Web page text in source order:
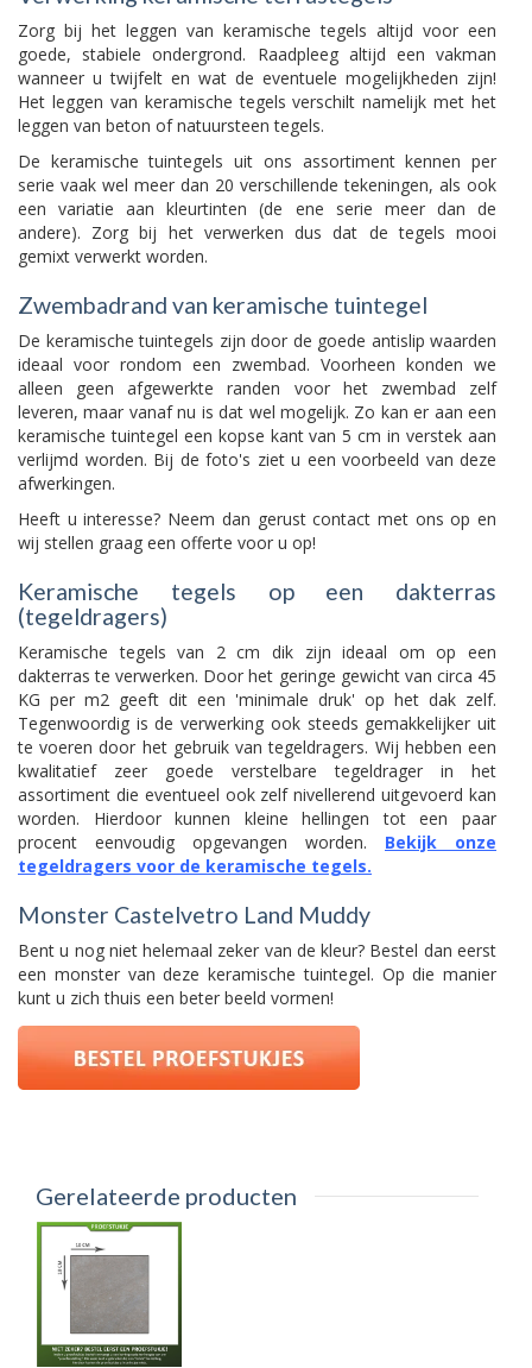
Zorg bij het leggen van keramische tegels altijd voor een
goede, stabiele ondergrond. Raadpleeg altijd een vakman
wanneer u twijfelt en wat de eventuele mogelijkheden zijn!
Het leggen van keramische tegels verschilt namelijk met het
leggen van beton of natuursteen tegels.
De keramische tuintegels uit ons assortiment kennen per
serie vaak wel meer dan 20 verschillende tekeningen, als ook
een variatie aan kleurtinten (de ene serie meer dan de
andere). Zorg bij het verwerken dus dat de tegels mooi
gemixt verwerkt worden.
Zwembadrand van keramische tuintegel
De keramische tuintegels zijn door de goede antislip waarden
ideaal voor rondom een zwembad. Voorheen konden we
alleen geen afgewerkte randen voor het zwembad zelf
leveren, maar vanaf nu is dat wel mogelijk. Zo kan er aan een
keramische tuintegel een kopse kant van 5 cm in verstek aan
verlijmd worden. Bij de foto's ziet u een voorbeeld van deze
afwerkingen.
Heeft u interesse? Neem dan gerust contact met ons op en
wij stellen graag een offerte voor u op!
Keramische tegels op een dakterras
(tegeldragers)
Keramische tegels van 2 cm dik zijn ideaal om op een
dakterras te verwerken. Door het geringe gewicht van circa 45
KG per m2 geeft dit een 'minimale druk' op het dak zelf.
Tegenwoordig is de verwerking ook steeds gemakkelijker uit
te voeren door het gebruik van tegeldragers. Wij hebben een
kwalitatief zeer goede verstelbare tegeldrager in het
assortiment die eventueel ook zelf nivellerend uitgevoerd kan
worden. Hierdoor kunnen kleine hellingen tot een paar
procent eenvoudig opgevangen worden. Bekijk onze
tegeldragers voor de keramische tegels.
Monster Castelvetro Land Muddy
Bent u nog niet helemaal zeker van de kleur? Bestel dan eerst
een monster van deze keramische tuintegel. Op die manier
kunt u zich thuis een beter beeld vormen!
Gerelateerde producten